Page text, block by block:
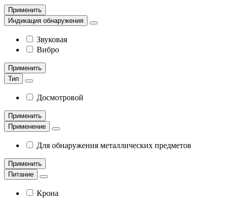
Применить
Индикация обнаружения
Звуковая
Вибро
Применить
Тип
Досмотровой
Применить
Применение
Для обнаружения металлических предметов
Применить
Питание
Крона